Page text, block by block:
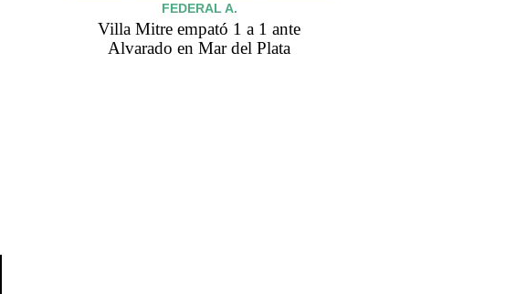
FEDERAL A.
Villa Mitre empató 1 a 1 ante
Alvarado en Mar del Plata